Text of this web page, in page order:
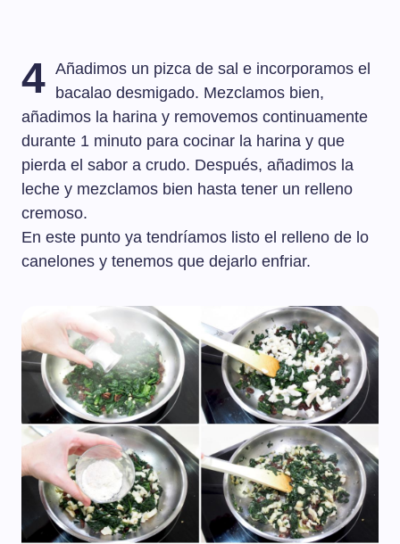
4 Añadimos un pizca de sal e incorporamos el
bacalao desmigado. Mezclamos bien,
añadimos la harina y removemos continuamente
durante 1 minuto para cocinar la harina y que
pierda el sabor a crudo. Después, añadimos la
leche y mezclamos bien hasta tener un relleno
cremoso.
En este punto ya tendríamos listo el relleno de lo
canelones y tenemos que dejarlo enfriar.